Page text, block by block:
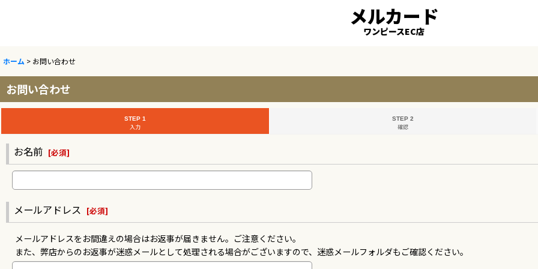
メルカード
ワンピースEC店
ホーム > お問い合わせ
お問い合わせ
STEP 1
入力
STEP 2
確認
お名前 [必須]
メールアドレス [必須]
メールアドレスをお間違えの場合はお返事が届きません。ご注意ください。
また、弊店からのお返事が迷惑メールとして処理される場合がございますので、迷惑メールフォルダもご確認ください。